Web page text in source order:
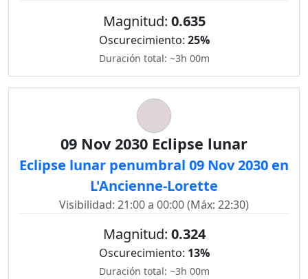
Magnitud: 0.635
Oscurecimiento: 25%
Duración total: ~3h 00m
09 Nov 2030 Eclipse lunar
Eclipse lunar penumbral 09 Nov 2030 en
L'Ancienne-Lorette
Visibilidad: 21:00 a 00:00 (Máx: 22:30)
Magnitud: 0.324
Oscurecimiento: 13%
Duración total: ~3h 00m